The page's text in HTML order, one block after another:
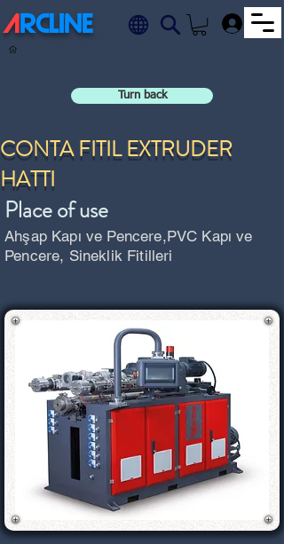
ARCLINE
Turn back
CONTA FITIL EXTRUDER
HATTI
Place of use
Ahşap Kapı ve Pencere,PVC Kapı ve
Pencere, Sineklik Fitilleri